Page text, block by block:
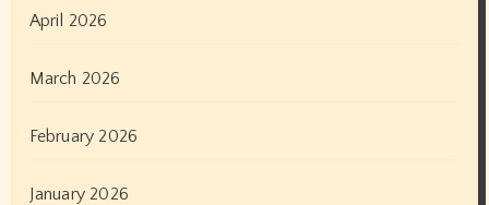
April 2026
March 2026
February 2026
January 2026